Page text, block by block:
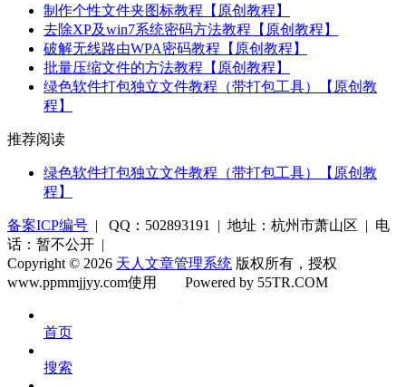
制作个性文件夹图标教程【原创教程】
去除XP及win7系统密码方法教程【原创教程】
破解无线路由WPA密码教程【原创教程】
批量压缩文件的方法教程【原创教程】
绿色软件打包独立文件教程（带打包工具）【原创教
程】
推荐阅读
绿色软件打包独立文件教程（带打包工具）【原创教
程】
备案ICP编号 | QQ：502893191 | 地址：杭州市萧山区 | 电
话：暂不公开 |
Copyright © 2026 天人文章管理系统 版权所有，授权
www.ppmmjjyy.com使用
Powered by 55TR.COM
首页
搜索